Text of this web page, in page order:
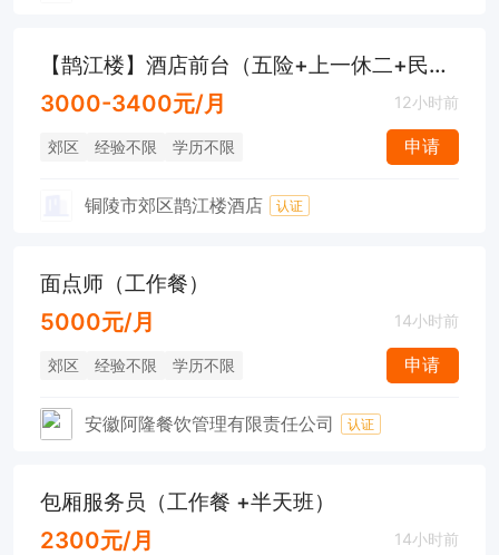
【鹊江楼】酒店前台（五险+上一休二+民富家园附近）
3000-3400元/月 12小时前
郊区 经验不限 学历不限 申请
铜陵市郊区鹊江楼酒店 认证
面点师（工作餐）
5000元/月 14小时前
郊区 经验不限 学历不限 申请
安徽阿隆餐饮管理有限责任公司 认证
包厢服务员（工作餐 +半天班）
2300元/月 14小时前